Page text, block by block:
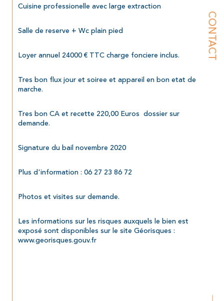
CONTACT
Cuisine professionelle avec large extraction
Salle de reserve + Wc plain pied
Loyer annuel 24000 € TTC charge fonciere inclus.
Tres bon flux jour et soiree et appareil en bon etat de
marche.
Tres bon CA et recette 220,00 Euros  dossier sur
demande.
Signature du bail novembre 2020
Plus d'information : 06 27 23 86 72
Photos et visites sur demande.
Les informations sur les risques auxquels le bien est
exposé sont disponibles sur le site Géorisques :
www.georisques.gouv.fr